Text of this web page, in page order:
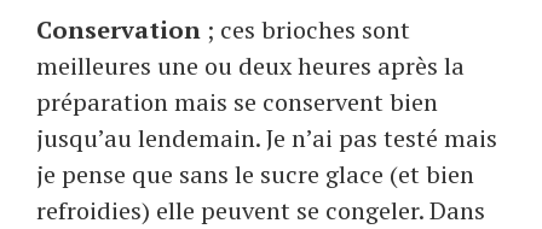
Conservation ; ces brioches sont
meilleures une ou deux heures après la
préparation mais se conservent bien
jusqu’au lendemain. Je n’ai pas testé mais
je pense que sans le sucre glace (et bien
refroidies) elle peuvent se congeler. Dans